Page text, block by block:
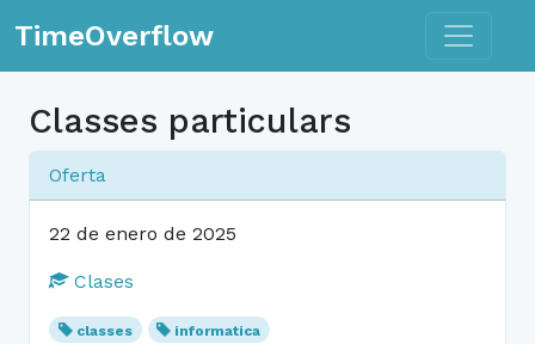
TimeOverflow Toggle
Classes particulars
Oferta
22 de enero de 2025
Clases
classes informatica